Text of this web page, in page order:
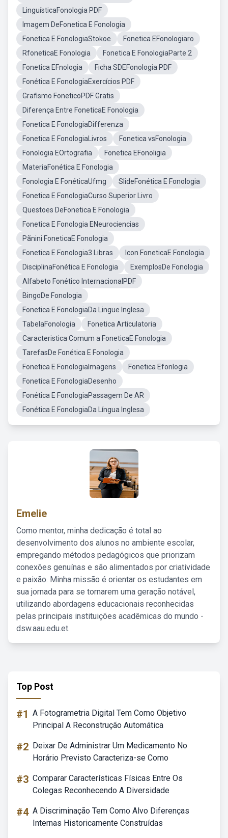
LinguísticaFonologia PDF
Imagem DeFonetica E Fonologia
Fonetica E FonologiaStokoe
Fonetica EFonologiaro
RfoneticaE Fonologia
Fonetica E FonologiaParte 2
Fonetica EFnologia
Ficha SDEFonologia PDF
Fonética E FonologiaExercícios PDF
Grafismo FoneticoPDF Gratis
Diferença Entre FoneticaE Fonologia
Fonetica E FonologiaDifferenza
Fonetica E FonologiaLivros
Fonetica vsFonologia
Fonologia EOrtografia
Fonetica EFonoligia
MateriaFonética E Fonologia
Fonologia E FonéticaUfmg
SlideFonética E Fonologia
Fonetica E FonologiaCurso Superior Livro
Questoes DeFonetica E Fonologia
Fonetica E Fonologia ENeurociencias
Pãnini FoneticaE Fonologia
Fonetica E Fonologia3 Libras
Icon FoneticaE Fonologia
DisciplinaFonética E Fonologia
ExemplosDe Fonologia
Alfabeto Fonético InternacionalPDF
BingoDe Fonologia
Fonetica E FonologiaDa Lingue Inglesa
TabelaFonologia
Fonetica Articulatoria
Caracteristica Comum a FoneticaE Fonologia
TarefasDe Fonética E Fonologia
Fonetica E FonologiaImagens
Fonetica Efonlogia
Fonetica E FonologiaDesenho
Fonética E FonologiaPassagem De AR
Fonética E FonologiaDa Língua Inglesa
Emelie
Como mentor, minha dedicação é total ao
desenvolvimento dos alunos no ambiente escolar,
empregando métodos pedagógicos que priorizam
conexões genuínas e são alimentados por criatividade
e paixão. Minha missão é orientar os estudantes em
sua jornada para se tornarem uma geração notável,
utilizando abordagens educacionais reconhecidas
pelas principais instituições acadêmicas do mundo -
dsw.aau.edu.et.
Top Post
#1 A Fotogrametria Digital Tem Como Objetivo
Principal A Reconstrução Automática
#2 Deixar De Administrar Um Medicamento No
Horário Previsto Caracteriza-se Como
#3 Comparar Características Físicas Entre Os
Colegas Reconhecendo A Diversidade
#4 A Discriminação Tem Como Alvo Diferenças
Internas Historicamente Construídas